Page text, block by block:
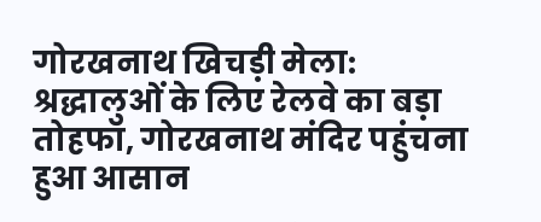
गोरखनाथ खिचड़ी मेला:
श्रद्धालुओं के लिए रेलवे का बड़ा
तोहफा, गोरखनाथ मंदिर पहुंचना
हुआ आसान